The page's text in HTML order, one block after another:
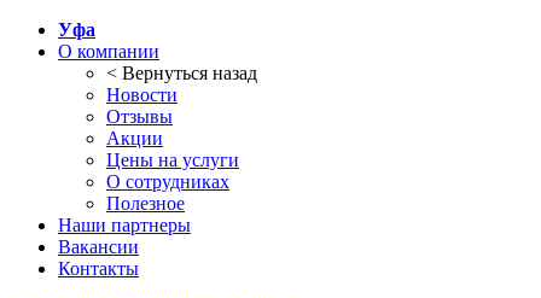
Уфа
О компании
< Вернуться назад
Новости
Отзывы
Акции
Цены на услуги
О сотрудниках
Полезное
Наши партнеры
Вакансии
Контакты